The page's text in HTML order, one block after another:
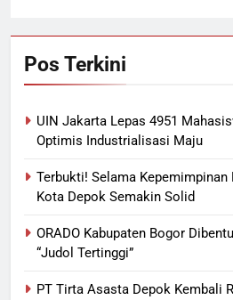
Pos Terkini
UIN Jakarta Lepas 4951
Optimis Industrialisasi Maju
Terbukti! Selama Kepemimpinan
Kota Depok Semakin Solid
ORADO Kabupaten Bogor
“Judol Tertinggi”
PT Tirta Asasta Depok Kembali